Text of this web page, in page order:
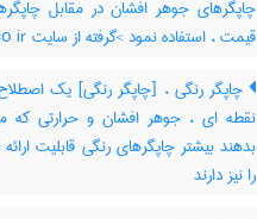
چاپگرهای جوهر افشان در مقابل
قیمت ، استفاده نمود >گرفته از سایت www srco ir
چاپگر رنگی ، [چاپگر رنگی] یک
نقطه ای ، جوهر افشان و حرارتی که
بدهند بیشتر چاپگرهای رنگی قابلیت
را نیز دارند